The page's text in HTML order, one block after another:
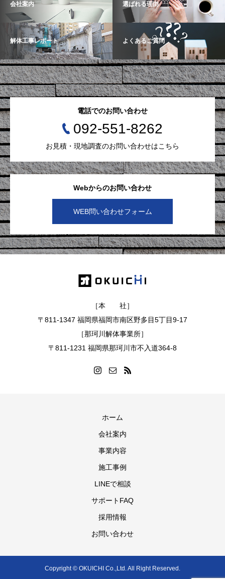
会社案内 選ばれる理由
解体工事レポート よくあるご質問
Webからのお問い合わせ
WEB問い合わせフォーム
電話でのお問い合わせ
092-551-8262
お見積・現地調査のお問い合わせはこちら
［本 社］
〒811-1347 福岡県福岡市南区野多目5丁目9-17
［那珂川解体事業所］
〒811-1231 福岡県那珂川市不入道364-8
ホーム
会社案内
事業内容
施工事例
LINEで相談
サポートFAQ
採用情報
お問い合わせ
Copyright © OKUICHI Co.,Ltd. All Right Reserved.